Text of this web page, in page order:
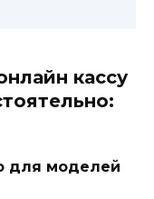
кассу
для моделей